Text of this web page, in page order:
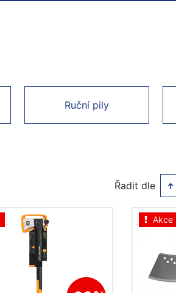
Ruční pily
Řadit dle
Akce